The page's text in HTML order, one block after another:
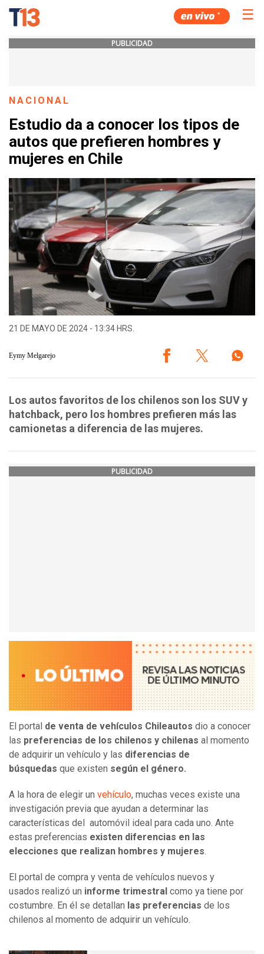
☰
PUBLICIDAD
NACIONAL
Estudio da a conocer los tipos de
autos que prefieren hombres y
mujeres en Chile
21 DE MAYO DE 2024 - 13:34 HRS.
Eymy Melgarejo
Los autos favoritos de los chilenos son los SUV y
hatchback, pero los hombres prefieren más las
camionetas a diferencia de las mujeres.
PUBLICIDAD
El portal de venta de vehículos Chileautos dio a conocer
las preferencias de los chilenos y chilenas al momento
de adquirir un vehículo y las diferencias de
búsquedas que existen según el género.
A la hora de elegir un vehículo, muchas veces existe una
investigación previa que ayudan a determinar las
características del automóvil ideal para cada uno. Ante
estas preferencias existen diferencias en las
elecciones que realizan hombres y mujeres.
El portal de compra y venta de vehículos nuevos y
usados realizó un informe trimestral como ya tiene por
costumbre. En él se detallan las preferencias de los
chilenos al momento de adquirir un vehículo.